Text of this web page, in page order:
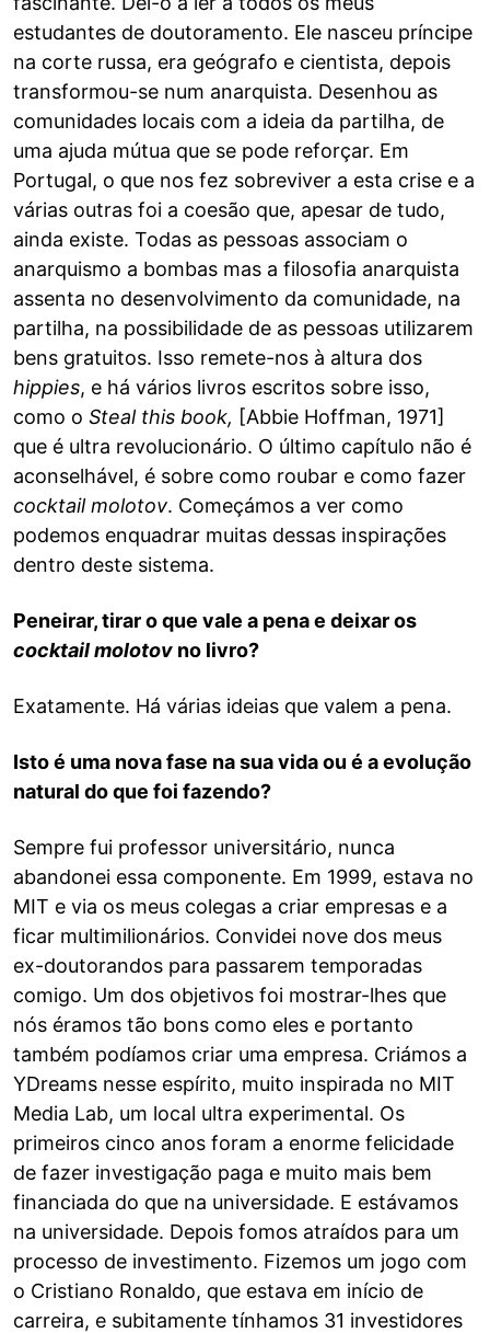
estudantes de doutoramento. Ele nasceu príncipe
na corte russa, era geógrafo e cientista, depois
transformou-se num anarquista. Desenhou as
comunidades locais com a ideia da partilha, de
uma ajuda mútua que se pode reforçar. Em
Portugal, o que nos fez sobreviver a esta crise e a
várias outras foi a coesão que, apesar de tudo,
ainda existe. Todas as pessoas associam o
anarquismo a bombas mas a filosofia anarquista
assenta no desenvolvimento da comunidade, na
partilha, na possibilidade de as pessoas utilizarem
bens gratuitos. Isso remete-nos à altura dos
hippies, e há vários livros escritos sobre isso,
como o Steal this book, [Abbie Hoffman, 1971]
que é ultra revolucionário. O último capítulo não é
aconselhável, é sobre como roubar e como fazer
cocktail molotov. Começámos a ver como
podemos enquadrar muitas dessas inspirações
dentro deste sistema.
Peneirar, tirar o que vale a pena e deixar os
cocktail molotov no livro?
Exatamente. Há várias ideias que valem a pena.
Isto é uma nova fase na sua vida ou é a evolução
natural do que foi fazendo?
Sempre fui professor universitário, nunca
abandonei essa componente. Em 1999, estava no
MIT e via os meus colegas a criar empresas e a
ficar multimilionários. Convidei nove dos meus
ex-doutorandos para passarem temporadas
comigo. Um dos objetivos foi mostrar-lhes que
nós éramos tão bons como eles e portanto
também podíamos criar uma empresa. Criámos a
YDreams nesse espírito, muito inspirada no MIT
Media Lab, um local ultra experimental. Os
primeiros cinco anos foram a enorme felicidade
de fazer investigação paga e muito mais bem
financiada do que na universidade. E estávamos
na universidade. Depois fomos atraídos para um
processo de investimento. Fizemos um jogo com
o Cristiano Ronaldo, que estava em início de
carreira, e subitamente tínhamos 31 investidores